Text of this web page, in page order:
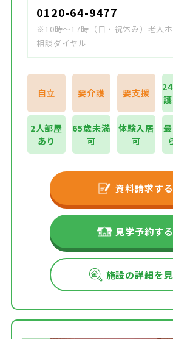
0120-64-9477
※10時～17時（日・祝休み）老人
相談ダイヤル
自立 要介護 要支援
2人部屋
あり
65歳未満
可
体験入居
可
資料請求する
見学予約する
施設の詳細を